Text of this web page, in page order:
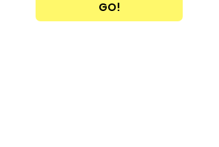
GO!